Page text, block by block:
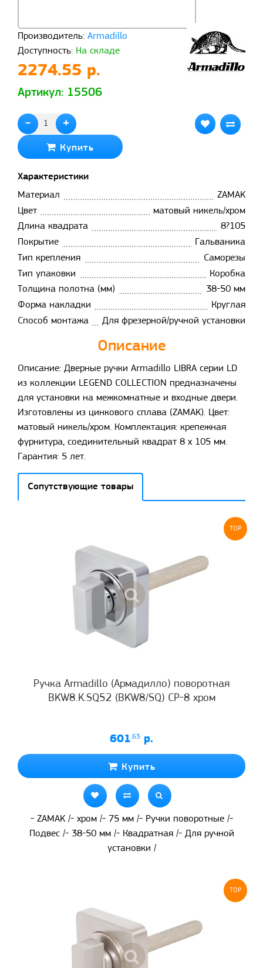
Производитель: Armadillo
Доступность: На складе
2274.55 р.
Артикул: 15506
- +
Купить
Характеристики
Материал
ZAMAK
Цвет
матовый никель/хром
Длина квадрата
8?105
Покрытие
Гальваника
Тип крепления
Саморезы
Тип упаковки
Коробка
Толщина полотна (мм)
38-50 мм
Форма накладки
Круглая
Способ монтажа
Для фрезерной/ручной установки
Описание
Описание: Дверные ручки Armadillo LIBRA серии LD
из коллекции LEGEND COLLECTION предназначены
для установки на межкомнатные и входные двери.
Изготовлены из цинкового сплава (ZAMAK). Цвет:
матовый никель/хром. Комплектация: крепежная
фурнитура, соединительный квадрат 8 x 105 мм.
Гарантия: 5 лет.
Сопутствующие товары
TOP
Ручка Armadillo (Армадилло) поворотная
BKW8.K.SQ52 (BKW8/SQ) CP-8 хром
601.63 р.
Купить
- ZAMAK /- хром /- 75 мм /- Ручки поворотные /-
Подвес /- 38-50 мм /- Квадратная /- Для ручной
установки /
TOP